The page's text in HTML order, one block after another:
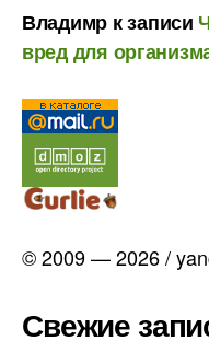
Владимр к записи
вред для
© 2009 — 2026 /
Свежие